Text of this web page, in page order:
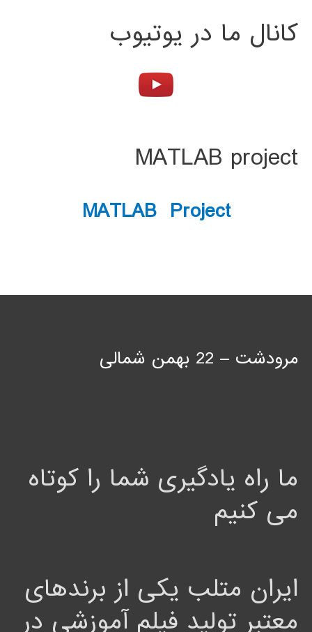
کانال ما در یوتیوب
MATLAB project
MATLAB Project
مرودشت – 22 بهمن شمالی
ما راه یادگیری شما را کوتاه
می کنیم
ایران متلب یکی از برندهای
معتبر تولید فیلم آموزشی در